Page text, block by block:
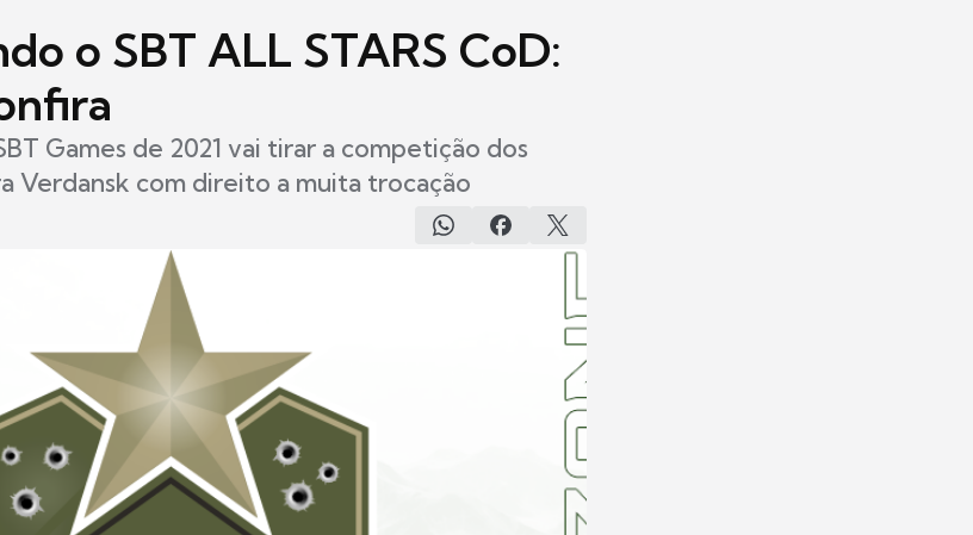
o SBT ALL STARS CoD:
Games de 2021 vai tirar a competição dos
Verdansk com direito a muita trocação